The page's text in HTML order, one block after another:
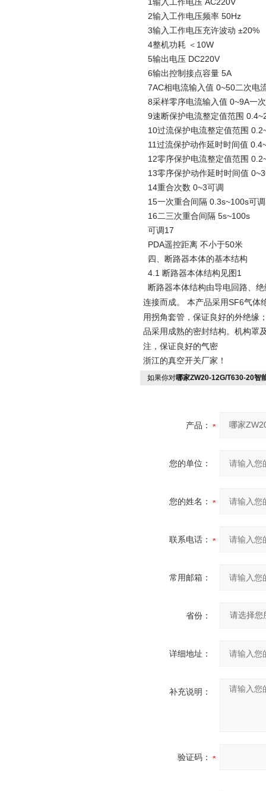
2输入工作电压频率 50Hz
3输入工作电压充许波动 ±20%
4整机功耗 ＜10W
5输出电压 DC220V
6输出控制接点容量 5A
7AC相电流输入值 0~50二次电
8采样零序电流输入值 0~9A一
9速断保护电流整定值范围
10过流保护电流整定值范围
11过流保护动作延时时间值
12零序保护电流整定值范围
13零序保护动作延时时间值
14重合次数 0~3可调
15一次重合间隔 0.3s~100s可调
16二三次重合间隔 5s~100s
可调17
PDA遥控距离 不小于50米
四、断路器本体的基本结构
4.1 断路器本体结构见图1
断路器本体结构由导电回路、
连接而成。 本产品采用SF6气体
用拐角套管，保证良好的外绝缘
品采用成熟的密封结构。机构罩
注，保证良好的气密
浙江的真空开关厂家！
如果你对哪家ZW20-12G/T630-20智
产品：
您的单位：
您的姓名：
联系电话：
常用邮箱：
省份：
详细地址：
补充说明：
验证码：